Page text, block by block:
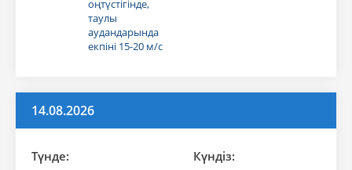
оңтүстігінде,
таулы
аудандарында
екпіні 15-20 м/с
14.08.2026
Түнде:
Күндiз: